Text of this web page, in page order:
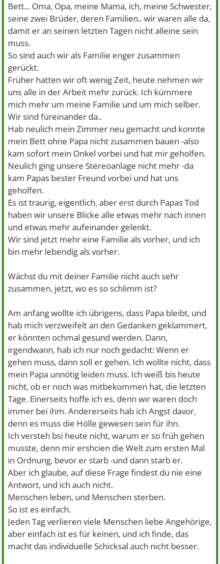
Bett... Oma, Opa, meine Mama, ich, meine Schwester,
seine zwei Brüder, deren Familien.. wir waren alle da,
damit er an seinen letzten Tagen nicht alleine sein
muss.
So sind auch wir als Familie enger zusammen
gerückt.
Früher hatten wir oft wenig Zeit, heute nehmen wir
uns alle in der Arbeit mehr zurück. Ich kümmere
mich mehr um meine Familie und um mich selber.
Wir sind füreinander da..
Hab neulich mein Zimmer neu gemacht und konnte
mein Bett ohne Papa nicht zusammen bauen -also
kam sofort mein Onkel vorbei und hat mir geholfen.
Neulich ging unsere Stereoanlage nicht mehr -da
kam Papas bester Freund vorbei und hat uns
geholfen.
Es ist traurig, eigentlich, aber erst durch Papas Tod
haben wir unsere Blicke alle etwas mehr nach innen
und etwas mehr aufeinander gelenkt.
Wir sind jetzt mehr eine Familie als vorher, und ich
bin mehr lebendig als vorher.
Wächst du mit deiner Familie nicht auch sehr
zusammen, jetzt, wo es so schlimm ist?
Am anfang wollte ich übrigens, dass Papa bleibt, und
hab mich verzweifelt an den Gedanken geklammert,
er könnten ochmal gesund werden. Dann,
irgendwann, hab ich nur noch gedacht: Wenn er
gehen muss, dann soll er gehen. Ich wollte nicht, dass
mein Papa unnötig leiden muss. Ich weiß bis heute
nicht, ob er noch was mitbekommen hat, die letzten
Tage. Einerseits hoffe ich es, denn wir waren doch
immer bei ihm. Andererseits hab ich Angst davor,
denn es muss die Hölle gewesen sein für ihn.
Ich versteh bsi heute nicht, warum er so früh gehen
musste, denn mir ershcien die Welt zum ersten Mal
in Ordnung, bevor er starb -und dann starb er.
Aber ich glaube, auf diese Frage findest du nie eine
Antwort, und ich auch nicht.
Menschen leben, und Menschen sterben.
So ist es einfach.
Jeden Tag verlieren viele Menschen liebe Angehörige,
aber einfach ist es für keinen, und ich finde, das
macht das individuelle Schicksal auch nicht besser.